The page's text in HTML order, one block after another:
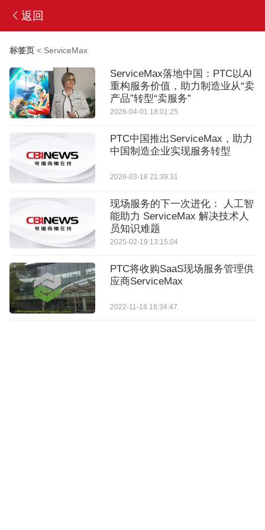
返回
标签页< ServiceMax
ServiceMax落地中国：PTC以AI
重构服务价值，助力制造业从“卖
产品”转型“卖服务”
2026-04-01 18:01:25
PTC中国推出ServiceMax，助力
中国制造企业实现服务转型
2026-03-18 21:39:31
现场服务的下一次进化： 人工智
能助力 ServiceMax 解决技术人
员知识难题
2025-02-19 13:15:04
PTC将收购SaaS现场服务管理供
应商ServiceMax
2022-11-18 18:34:47